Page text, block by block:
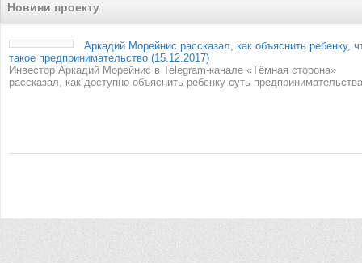
Новини проекту
Аркадий Морейнис рассказал, как объяснить ребенку,
такое предпринимательство (15.12.2017)
Инвестор Аркадий Морейнис в Telegram-канале «Тёмная сторона»
рассказал, как доступно объяснить ребенку суть